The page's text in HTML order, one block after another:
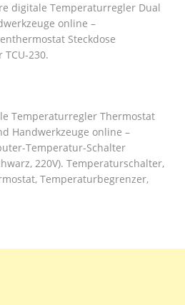
digitale Temperaturregler Dual
online –
Steckdose
230.
Temperaturregler Thermostat
Handwerkzeuge online –
Temperatur-Schalter
220V). Temperaturschalter,
Temperaturbegrenzer,